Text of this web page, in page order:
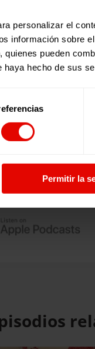
personalizar el
información sobre
pueden
haya hecho de sus
Permitir la